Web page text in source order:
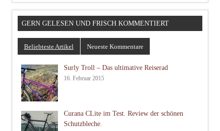
GERN GELESEN UND FRISCH KOMMENTIERT
Beliebteste Artikel Neueste Kommentare
Surly Troll – Das ultimative Reiserad
16. Februar 2015
Curana CLite im Test. Review der schönen
Schutzbleche.